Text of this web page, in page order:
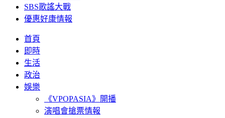
SBS歌謠大戰
優惠好康情報
首頁
即時
生活
政治
娛樂
《VPOPASIA》開播
演唱會搶票情報